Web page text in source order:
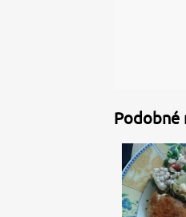
Podobné